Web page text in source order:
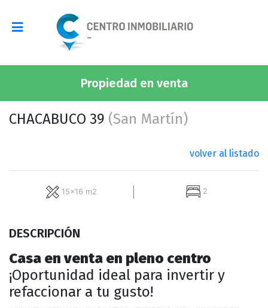
Propiedad en venta
CHACABUCO 39 (San Martín)
volver al listado
15x16 m2 2
DESCRIPCIÓN
Casa en venta en pleno centro
¡Oportunidad ideal para invertir y
refaccionar a tu gusto!